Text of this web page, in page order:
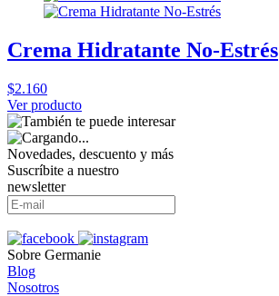
Crema Hidratante No-Estrés
$2.160
Ver producto
Novedades, descuento y más
Suscríbite a nuestro
newsletter
Sobre Germanie
Blog
Nosotros